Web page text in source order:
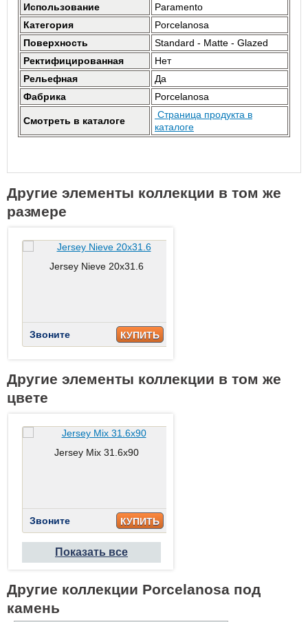
Использование
Paramento
Категория
Porcelanosa
Поверхность
Standard - Matte - Glazed
Ректифицированная
Нет
Рельефная
Да
Фабрика
Porcelanosa
Смотреть в каталоге
Страница продукта в
каталоге
Другие элементы коллекции в том же
размере
Jersey Nieve 20x31.6
Звоните КУПИТЬ
Другие элементы коллекции в том же
цвете
Jersey Mix 31.6x90
Звоните КУПИТЬ
Показать все
Другие коллекции Porcelanosa под
камень